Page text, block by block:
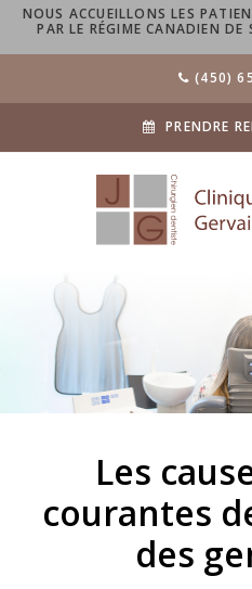
NOUS ACCUEILLONS LES
PAR LE RÉGIME CANADIEN
(450)
PRENDRE
Les
courantes
des